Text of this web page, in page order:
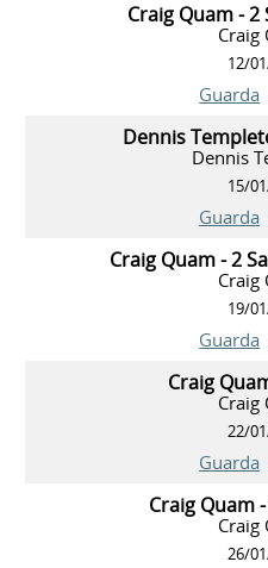
Craig Quam - 2
Craig
12/
Guarda
Dennis
Dennis
15/
Guarda
Craig Quam - 2
Craig
19/
Guarda
Craig
Craig
22/
Guarda
Craig Quam
Craig
26/